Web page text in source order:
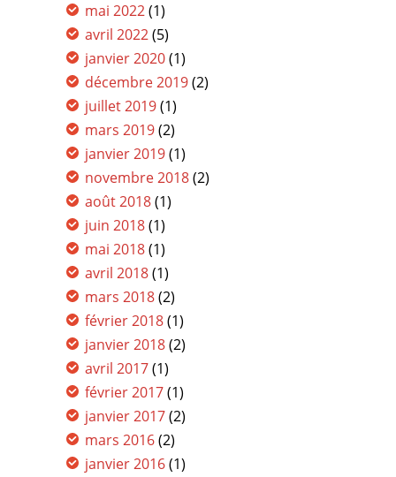
mai 2022(1)
avril 2022(5)
janvier 2020(1)
décembre 2019(2)
juillet 2019(1)
mars 2019(2)
janvier 2019(1)
novembre 2018(2)
août 2018(1)
juin 2018(1)
mai 2018(1)
avril 2018(1)
mars 2018(2)
février 2018(1)
janvier 2018(2)
avril 2017(1)
février 2017(1)
janvier 2017(2)
mars 2016(2)
janvier 2016(1)